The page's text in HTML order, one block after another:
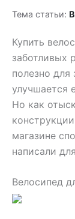
Тема статьи:
Купить
заботливых
полезно для
улучшается
Но как
магазине
написали
Велосипед